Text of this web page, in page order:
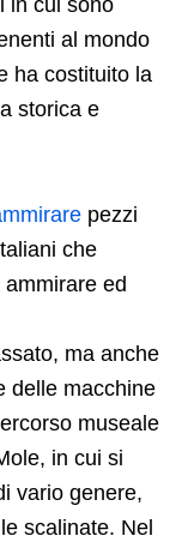
al mondo
ha costituito la
storica e
pezzi
che
ed
ma anche
delle macchine
museale
in cui si
vario genere,
scalinate. Nel